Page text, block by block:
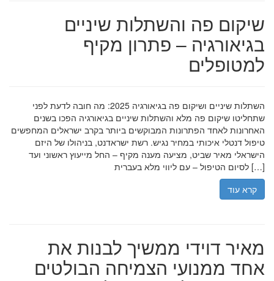
שיקום פה והשתלות שיניים
בגיאורגיה – פתרון מקיף
למטופלים
השתלות שיניים ושיקום פה בגיאורגיה 2025: מה חובה לדעת לפני
שתחליטו שיקום פה מלא והשתלות שיניים בגיאורגיה הפכו בשנים
האחרונות לאחד הפתרונות המבוקשים ביותר בקרב ישראלים המחפשים
טיפול דנטלי איכותי במחיר נגיש. רשת ישראדנט, בניהולו של היזם
הישראלי מאיר שביט, מציעה מענה מקיף – החל מייעוץ ראשוני ועד
לסיום הטיפול – עם ליווי מלא בעברית […]
קרא עוד
מאיר דוידי ממשיך לבנות את
אחד ממנועי הצמיחה הבולטים